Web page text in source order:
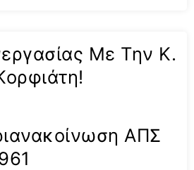
Με Την Κ.
ΑΠΣ